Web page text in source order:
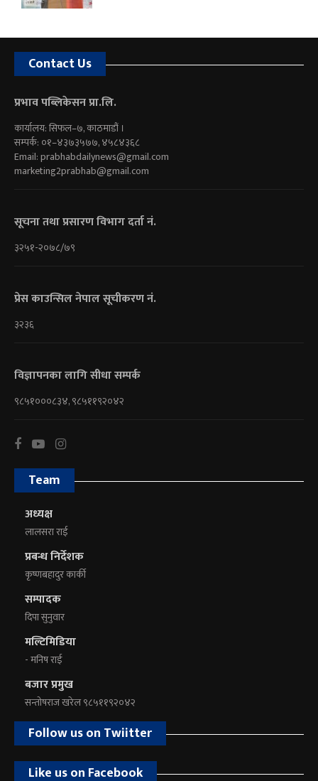
Contact Us
प्रभाव पब्लिकेसन प्रा.लि.
कार्यालय: सिफल–७, काठमाडौं ।
सम्पर्क: ०१–४३७३५७७, ४५८४३६८
Email:prabhabdailynews@gmail.com
marketing2prabhab@gmail.com
सूचना तथा प्रसारण विभाग दर्ता नं.
३२५१-२०७८/७९
प्रेस काउन्सिल नेपाल सूचीकरण नं.
३२३६
विज्ञापनका लागि सीधा सम्पर्क
९८५१०००८३४, ९८५११९२०४२
Team
अध्यक्ष
लालसरा राई
प्रबन्ध निर्देशक
कृष्णबहादुर कार्की
सम्पादक
दिपा सुनुवार
मल्टिमिडिया
- मनिष राई
बजार प्रमुख
सन्तोषराज खरेल ९८५११९२०४२
Follow us on Twiitter
Like us on Facebook